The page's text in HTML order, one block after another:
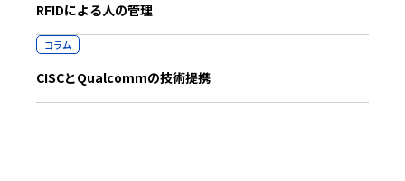
RFIDによる人の管理
コラム
CISCとQualcommの技術提携